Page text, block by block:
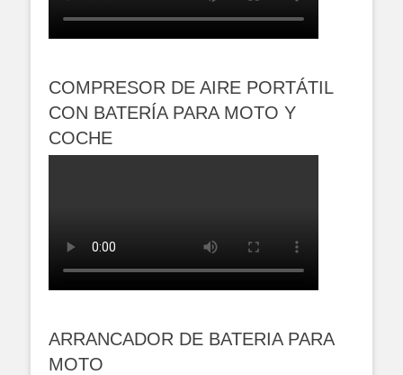
COMPRESOR DE AIRE PORTÁTIL
CON BATERÍA PARA MOTO Y
COCHE
ARRANCADOR DE BATERIA PARA
MOTO